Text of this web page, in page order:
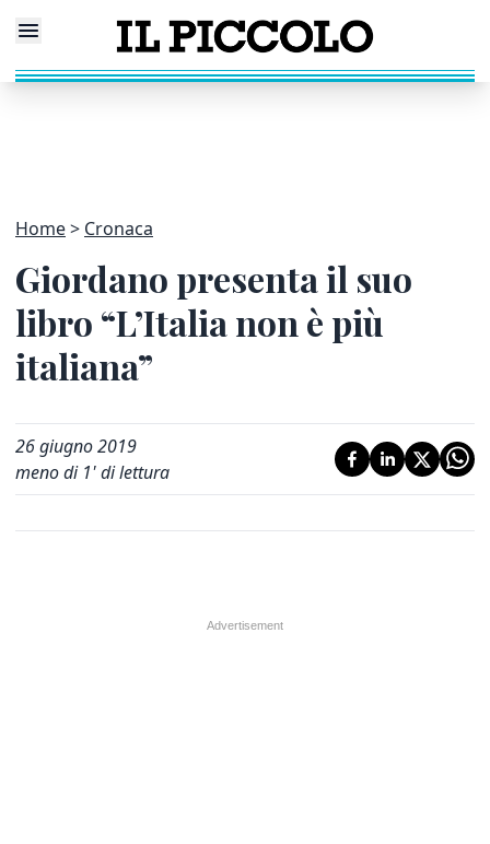
Home Cronaca
Giordano presenta il suo
libro “L’Italia non è più
italiana”
26 giugno 2019
meno di 1' di lettura